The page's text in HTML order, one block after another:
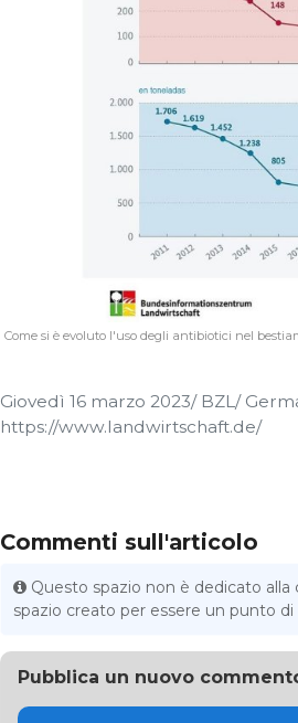
Come si è evoluto l'uso degli antibiotici nel
Giovedì 16 marzo 2023/ BZL/
https://www.landwirtschaft.de/
Commenti sull'articolo
Questo spazio non è dedicato
spazio creato per essere un punto
Pubblica un nuovo